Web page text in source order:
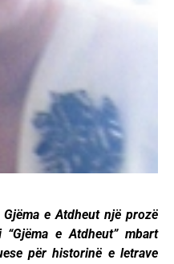
e Atdheut një prozë
e Atdheut” mbart
për historinë e letrave